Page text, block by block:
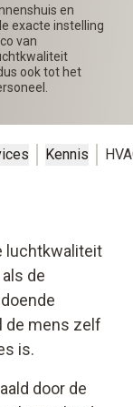
en
exacte instelling
van
ook tot het
Kennis
luchtkwaliteit
de
de mens zelf
is.
door de